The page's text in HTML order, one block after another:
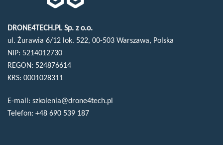
DRONE4TECH.PL Sp. z o.o.
ul. Żurawia 6/12 lok. 522, 00-503 Warszawa, Polska
NIP: 5214012730
REGON: 524876614
KRS: 0001028311
E-mail: szkolenia@drone4tech.pl
Telefon: +48 690 539 187